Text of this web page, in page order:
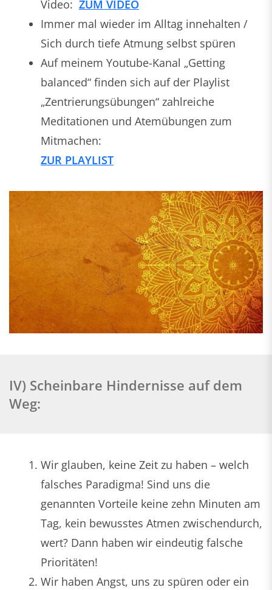
Video: ZUM VIDEO
Immer mal wieder im Alltag innehalten /
Sich durch tiefe Atmung selbst spüren
Auf meinem Youtube-Kanal „Getting
balanced“ finden sich auf der Playlist
„Zentrierungsübungen“ zahlreiche
Meditationen und Atemübungen zum
Mitmachen:
ZUR PLAYLIST
IV) Scheinbare Hindernisse auf dem
Weg:
Wir glauben, keine Zeit zu haben – welch
falsches Paradigma! Sind uns die
genannten Vorteile keine zehn Minuten am
Tag, kein bewusstes Atmen zwischendurch,
wert? Dann haben wir eindeutig falsche
Prioritäten!
Wir haben Angst, uns zu spüren oder ein